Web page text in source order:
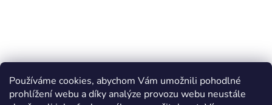
Používáme cookies, abychom Vám umožnili pohodlné
prohlížení webu a díky analýze provozu webu neustále